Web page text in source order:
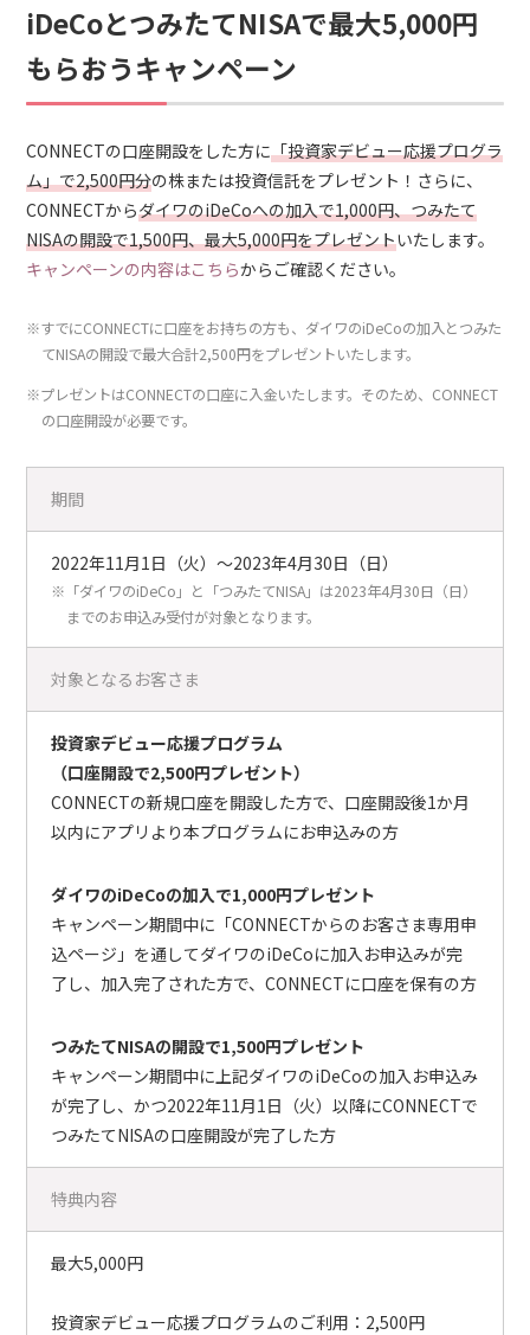
iDeCoとつみたてNISAで最大5,000円
もらおうキャンペーン
CONNECTの口座開設をした方に「投資家デビュー応援プログラ
ム」で2,500円分の株または投資信託をプレゼント！さらに、
CONNECTからダイワのiDeCoへの加入で1,000円、つみたて
NISAの開設で1,500円、最大5,000円をプレゼントいたします。
キャンペーンの内容はこちらからご確認ください。
※すでにCONNECTに口座をお持ちの方も、ダイワのiDeCoの加入とつみた
てNISAの開設で最大合計2,500円をプレゼントいたします。
※プレゼントはCONNECTの口座に入金いたします。そのため、CONNECT
の口座開設が必要です。
期間
2022年11月1日（火）～2023年4月30日（日）
※「ダイワのiDeCo」と「つみたてNISA」は2023年4月30日（日）
までのお申込み受付が対象となります。
対象となるお客さま
投資家デビュー応援プログラム
（口座開設で2,500円プレゼント）
CONNECTの新規口座を開設した方で、口座開設後1か月
以内にアプリより本プログラムにお申込みの方
ダイワのiDeCoの加入で1,000円プレゼント
キャンペーン期間中に「CONNECTからのお客さま専用申
込ページ」を通してダイワのiDeCoに加入お申込みが完
了し、加入完了された方で、CONNECTに口座を保有の方
つみたてNISAの開設で1,500円プレゼント
キャンペーン期間中に上記ダイワのiDeCoの加入お申込み
が完了し、かつ2022年11月1日（火）以降にCONNECTで
つみたてNISAの口座開設が完了した方
特典内容
最大5,000円
投資家デビュー応援プログラムのご利用：2,500円